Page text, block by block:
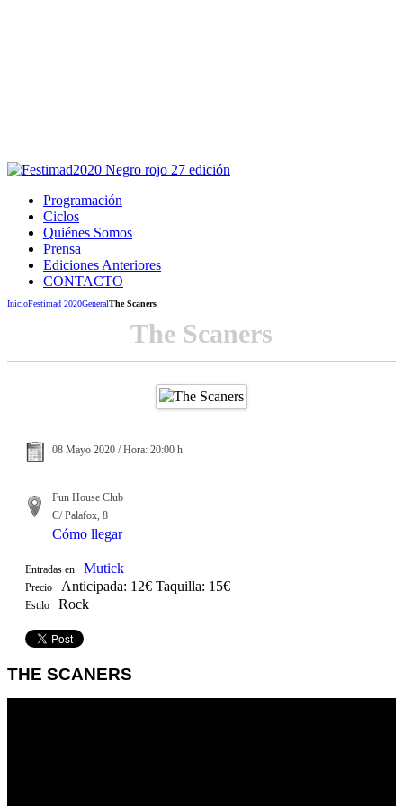
Programación
Ciclos
Quiénes Somos
Prensa
Ediciones Anteriores
CONTACTO
InicioFestimad 2020GeneralThe Scaners
The Scaners
08 Mayo 2020 / Hora: 20:00 h.
Fun House Club
C/ Palafox, 8
Cómo llegar
Entradas en Mutick
Precio Anticipada: 12€ Taquilla: 15€
Estilo Rock
THE SCANERS